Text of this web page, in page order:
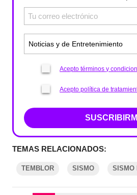
Acepto términos y
Acepto política de
TEMAS RELACIONADOS:
TEMBLOR SISMO SISMO